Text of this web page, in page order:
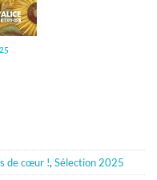
de cœur !,Sélection 2025